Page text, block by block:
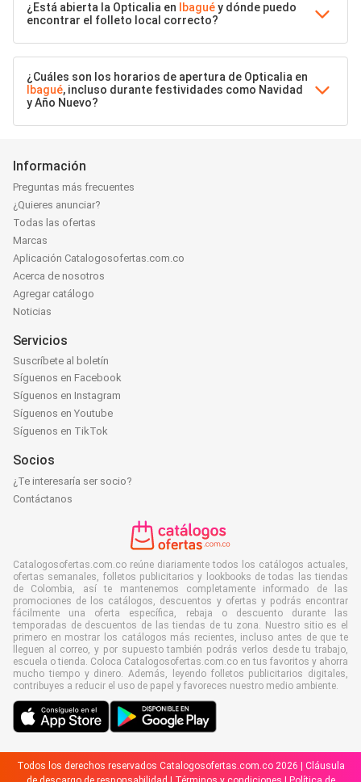
¿Está abierta la Opticalia en Ibaguéy dónde puedo
encontrar el folleto local correcto?
¿Cuáles son los horarios de apertura de Opticalia en
Ibagué, incluso durante festividades como Navidad
y Año Nuevo?
Información
Preguntas más frecuentes
¿Quieres anunciar?
Todas las ofertas
Marcas
Aplicación Catalogosofertas.com.co
Acerca de nosotros
Agregar catálogo
Noticias
Servicios
Suscríbete al boletín
Síguenos en Facebook
Síguenos en Instagram
Síguenos en Youtube
Síguenos en TikTok
Socios
¿Te interesaría ser socio?
Contáctanos
Catalogosofertas.com.co reúne diariamente todos los catálogos actuales,
ofertas semanales, folletos publicitarios y lookbooks de todas las tiendas
de Colombia, así te mantenemos completamente informado de las
promociones de los catálogos, descuentos y ofertas y podrás encontrar
fácilmente una oferta específica, rebaja o descuento durante las
temporadas de descuentos de las tiendas de tu zona. Nuestro sitio es el
primero en mostrar los catálogos más recientes, incluso antes de que te
lleguen al correo, y por supuesto también podrás verlos desde tu trabajo,
escuela o tienda. Coloca Catalogosofertas.com.co en tus favoritos y ahorra
mucho tiempo y dinero. Además, leyendo folletos publicitarios digitales,
contribuyes a reducir el uso de papel y favoreces nuestro medio ambiente.
Todos los derechos reservados Catalogosofertas.com.co 2026 | Cláusula